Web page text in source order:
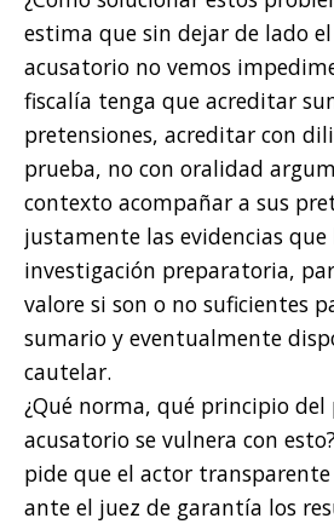
estima que sin dejar de lado
acusatorio no vemos
fiscalía tenga que acreditar
pretensiones, acreditar con
prueba, no con oralidad
contexto acompañar a sus
justamente las evidencias que
investigación preparatoria,
valore si son o no suficientes
sumario y eventualmente
cautelar.
¿Qué norma, qué principio del
acusatorio se vulnera con
pide que el actor
ante el juez de garantía los